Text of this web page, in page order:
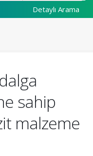
Detaylı Arama
sahip
malzeme